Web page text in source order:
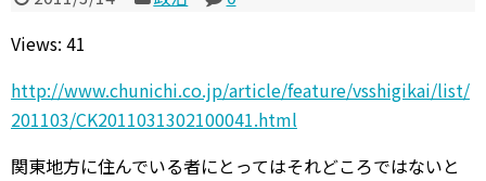
Views: 41
http://www.chunichi.co.jp/article/feature/vsshigikai/list/
201103/CK2011031302100041.html
関東地方に住んでいる者にとってはそれどころではないと